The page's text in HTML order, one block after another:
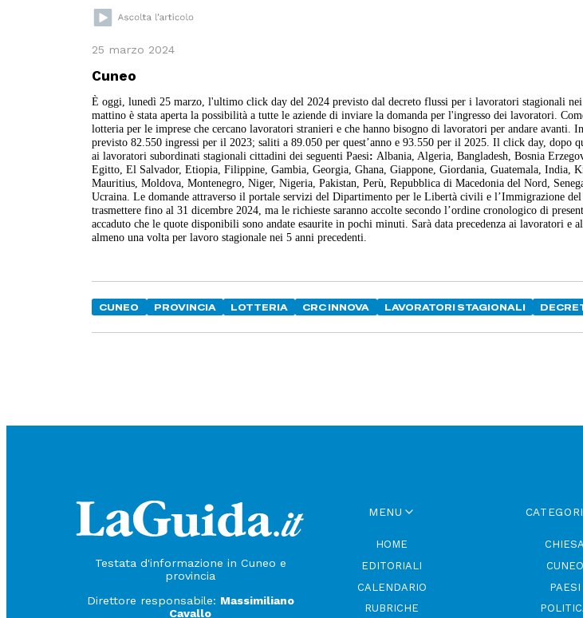
25 marzo 2024
Cuneo
È oggi, lunedì 25 marzo, l'ultimo click day del 2024 previsto dal decreto flussi per i lavoratori stagionali
mattino è stata aperta la possibilità a tutte le aziende di inviare la domanda per l'ingresso dei lavoratori.
lotteria per le imprese che cercano lavoratori stranieri e che hanno bisogno di lavoratori per andare avanti.
previsto 82.550 ingressi per il 2023; saliti a 89.050 per quest’anno e 93.550 per il 2025. Il click day, dopo
ai lavoratori subordinati stagionali cittadini dei seguenti Paesi: Albania, Algeria, Bangladesh, Bosnia
Egitto, El Salvador, Etiopia, Filippine, Gambia, Georgia, Ghana, Giappone, Giordania, Guatemala, India,
Mauritius, Moldova, Montenegro, Niger, Nigeria, Pakistan, Perù, Repubblica di Macedonia del Nord,
Ucraina. Le domande attraverso il portale servizi del Dipartimento per le Libertà civili e l’Immigrazione
trasmettere fino al 31 dicembre 2024, ma le richieste saranno accolte secondo l’ordine cronologico di
accaduto che le quote disponibili sono andate esaurite in pochi minuti. Sarà data precedenza ai lavoratori e
almeno una volta per lavoro stagionale nei 5 anni precedenti.
CUNEO PROVINCIA LOTTERIA CRC INNOVA LAVORATORI STAGIONALI
Testata d'informazione in Cuneo e
provincia
Direttore responsabile: Massimiliano
Cavallo
MENU
HOME
EDITORIALI
CALENDARIO
RUBRICHE
CHIESA
CUNEO
PAESI